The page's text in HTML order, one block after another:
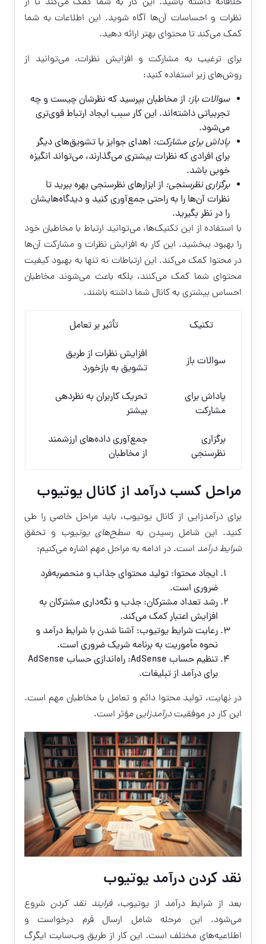
نظرات و احساسات آن‌ها آگاه شوید. این اطلاعات به شما
کمک می‌کند تا محتوای بهتر ارائه دهید.
برای ترغیب به مشارکت و افزایش نظرات، می‌توانید از
روش‌های زیر استفاده کنید:
سوالات باز: از مخاطبان بپرسید که نظرشان چیست و چه
تجربیاتی داشته‌اند. این کار سبب ایجاد ارتباط قوی‌تری
می‌شود.
پاداش برای مشارکت: اهدای جوایز یا تشویق‌های دیگر
برای افرادی که نظرات بیشتری می‌گذارند، می‌تواند انگیزه
خوبی باشد.
برگزاری نظرسنجی: از ابزارهای نظرسنجی بهره ببرید تا
نظرات آن‌ها را به راحتی جمع‌آوری کنید و دیدگاه‌هایشان
را در نظر بگیرید.
با استفاده از این تکنیک‌ها، می‌توانید ارتباط با مخاطبان خود
را بهبود ببخشید. این کار به افزایش نظرات و مشارکت آن‌ها
در محتوا کمک می‌کند. این ارتباطات نه تنها به بهبود کیفیت
محتوای شما کمک می‌کنند، بلکه باعث می‌شوند مخاطبان
احساس بیشتری به کانال شما داشته باشند.
تکنیک تأثیر بر تعامل
سوالات باز
افزایش نظرات از طریق
تشویق به بازخورد
پاداش برای
مشارکت
تحریک کاربران به نظردهی
بیشتر
برگزاری
نظرسنجی
جمع‌آوری داده‌های ارزشمند
از مخاطبان
مراحل کسب درآمد از کانال یوتیوب
برای درآمدزایی از کانال یوتیوب، باید مراحل خاصی را طی
کنید. این شامل رسیدن به سطح‌های یوتیوب و تحقق
شرایط درآمد است. در ادامه به مراحل مهم اشاره می‌کنیم:
ایجاد محتوا: تولید محتوای جذاب و منحصربه‌فرد
ضروری است.
رشد تعداد مشترکان: جذب و نگه‌داری مشترکان به
افزایش اعتبار کمک می‌کند.
رعایت شرایط یوتیوب: آشنا شدن با شرایط درآمد و
نحوه مأموریت به برنامه شریک ضروری است.
تنظیم حساب AdSense: راه‌اندازی حساب AdSense
برای درآمد از تبلیغات.
در نهایت، تولید محتوا دائم و تعامل با مخاطبان مهم است.
این کار در موفقیتدرآمدزاییمؤثر است.
نقد کردن درآمد یوتیوب
بعد از شرایط درآمد از یوتیوب،فرایند نقد کردنشروع
می‌شود. این مرحله شامل ارسال فرم درخواست و
اطلاعیه‌های مختلف است. این کار از طریق وب‌سایت ایگرگ